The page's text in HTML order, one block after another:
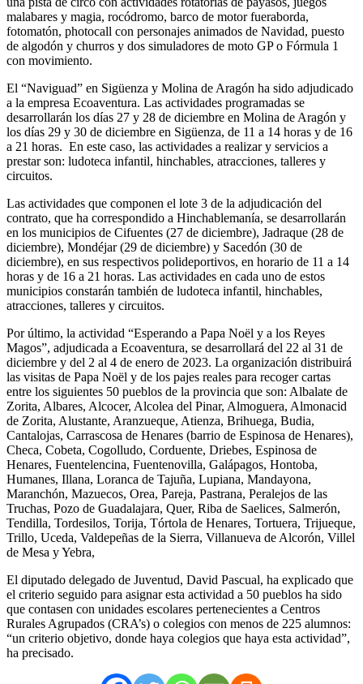
malabares y magia, rocódromo, barco de motor fueraborda,
fotomatón, photocall con personajes animados de Navidad, puesto
de algodón y churros y dos simuladores de moto GP o Fórmula 1
con movimiento.
El “Naviguad” en Sigüenza y Molina de Aragón ha sido adjudicado
a la empresa Ecoaventura. Las actividades programadas se
desarrollarán los días 27 y 28 de diciembre en Molina de Aragón y
los días 29 y 30 de diciembre en Sigüenza, de 11 a 14 horas y de 16
a 21 horas. En este caso, las actividades a realizar y servicios a
prestar son: ludoteca infantil, hinchables, atracciones, talleres y
circuitos.
Las actividades que componen el lote 3 de la adjudicación del
contrato, que ha correspondido a Hinchablemanía, se desarrollarán
en los municipios de Cifuentes (27 de diciembre), Jadraque (28 de
diciembre), Mondéjar (29 de diciembre) y Sacedón (30 de
diciembre), en sus respectivos polideportivos, en horario de 11 a 14
horas y de 16 a 21 horas. Las actividades en cada uno de estos
municipios constarán también de ludoteca infantil, hinchables,
atracciones, talleres y circuitos.
Por último, la actividad “Esperando a Papa Noël y a los Reyes
Magos”, adjudicada a Ecoaventura, se desarrollará del 22 al 31 de
diciembre y del 2 al 4 de enero de 2023. La organización distribuirá
las visitas de Papa Noël y de los pajes reales para recoger cartas
entre los siguientes 50 pueblos de la provincia que son: Albalate de
Zorita, Albares, Alcocer, Alcolea del Pinar, Almoguera, Almonacid
de Zorita, Alustante, Aranzueque, Atienza, Brihuega, Budia,
Cantalojas, Carrascosa de Henares (barrio de Espinosa de Henares),
Checa, Cobeta, Cogolludo, Corduente, Driebes, Espinosa de
Henares, Fuentelencina, Fuentenovilla, Galápagos, Hontoba,
Humanes, Illana, Loranca de Tajuña, Lupiana, Mandayona,
Maranchón, Mazuecos, Orea, Pareja, Pastrana, Peralejos de las
Truchas, Pozo de Guadalajara, Quer, Riba de Saelices, Salmerón,
Tendilla, Tordesilos, Torija, Tórtola de Henares, Tortuera, Trijueque,
Trillo, Uceda, Valdepeñas de la Sierra, Villanueva de Alcorón, Villel
de Mesa y Yebra,
El diputado delegado de Juventud, David Pascual, ha explicado que
el criterio seguido para asignar esta actividad a 50 pueblos ha sido
que contasen con unidades escolares pertenecientes a Centros
Rurales Agrupados (CRA’s) o colegios con menos de 225 alumnos:
“un criterio objetivo, donde haya colegios que haya esta actividad”,
ha precisado.